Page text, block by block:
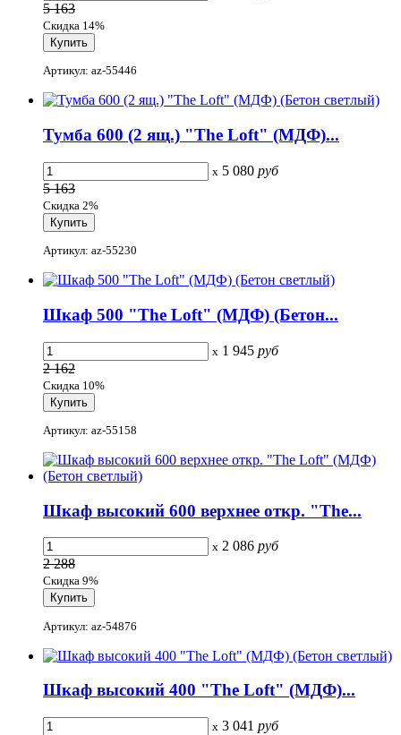
5 163
Скидка 14%
Артикул: az-55446
Тумба 600 (2 ящ.) "The Loft" (МДФ)...
x 5 080 руб
5 163
Скидка 2%
Артикул: az-55230
Шкаф 500 "The Loft" (МДФ) (Бетон...
x 1 945 руб
2 162
Скидка 10%
Артикул: az-55158
Шкаф высокий 600 верхнее откр. "The...
x 2 086 руб
2 288
Скидка 9%
Артикул: az-54876
Шкаф высокий 400 "The Loft" (МДФ)...
x 3 041 руб